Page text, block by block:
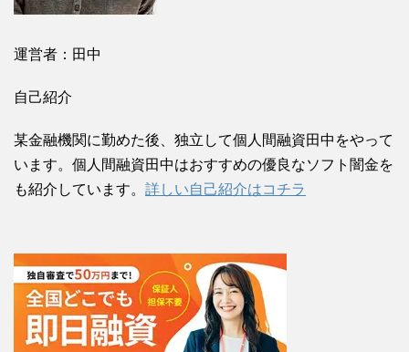
運営者：田中
自己紹介
某金融機関に勤めた後、独立して個人間融資田中をやって
います。個人間融資田中はおすすめの優良なソフト闇金を
も紹介しています。 詳しい自己紹介はコチラ